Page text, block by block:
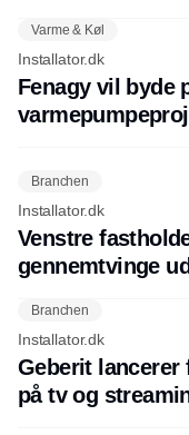
Varme & Køl
Installator.dk
Fenagy vil byde
Branchen
Installator.dk
Venstre
gennemtvinge
Branchen
Installator.dk
Geberit lancerer
på tv og